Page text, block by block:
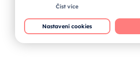
Celý článek
Zprávy
Číst více
Nastavení cookies